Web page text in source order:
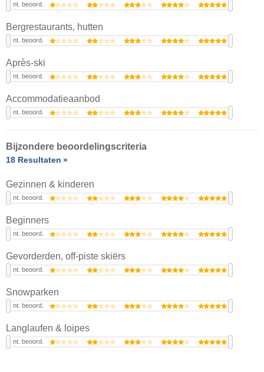
nt. beoord.
Bergrestaurants, hutten
nt. beoord.
Après-ski
nt. beoord.
Accommodatieaanbod
nt. beoord.
Bijzondere beoordelingscriteria
18 Resultaten
Gezinnen & kinderen
nt. beoord.
Beginners
nt. beoord.
Gevorderden, off-piste skiërs
nt. beoord.
Snowparken
nt. beoord.
Langlaufen & loipes
nt. beoord.